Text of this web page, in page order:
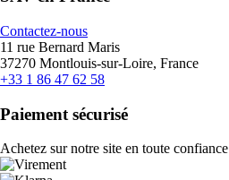
Contactez-nous
11 rue Bernard Maris
37270 Montlouis-sur-Loire, France
+33 1 86 47 62 58
Paiement sécurisé
Achetez sur notre site en toute confiance